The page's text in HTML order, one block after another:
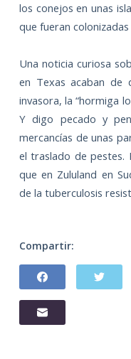
los conejos en unas
que fueran
Una noticia curiosa
en Texas acaban de
invasora, la “hormiga
Y digo pecado y
mercancías de unas
el traslado de pestes.
que en Zululand en
de la tuberculosis
Compartir: